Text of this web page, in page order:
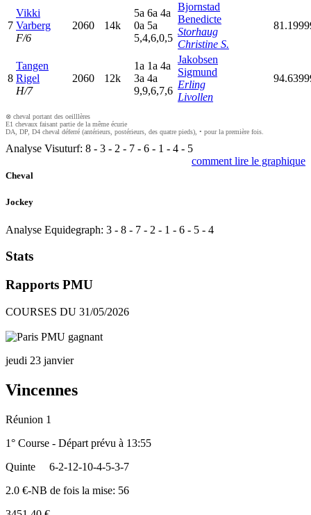
7
Vikki
Varberg
F/6
2060 14k
5a 6a 4a
0a 5a
5,4,6,0,5
Bjornstad
Benedicte
Storhaug
Christine S.
8
Tangen
Rigel
H/7
2060 12k
1a 1a 4a
3a 4a
9,9,6,7,6
Jakobsen
Sigmund
Erling
Livollen
⊗ cheval portant des oeilllères
E1 chevaux faisant partie de la même écurie
DA, DP, D4 cheval déferré (antérieurs, postérieurs, des quatre pieds), • pour la première fois.
Analyse Visuturf: 8 - 3 - 2 - 7 - 6 - 1 - 4 - 5
comment lire le graphique
Cheval
Jockey
Analyse Equidegraph: 3 - 8 - 7 - 2 - 1 - 6 - 5 - 4
Stats
Rapports PMU
COURSES DU 31/05/2026
jeudi 23 janvier
Vincennes
Réunion 1
1° Course - Départ prévu à 13:55
Quinte
6-2-12-10-4-5-3-7
2.0 €-NB de fois la mise: 56